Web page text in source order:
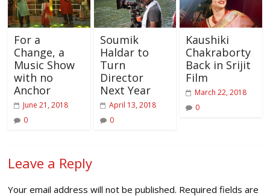
For a
Change, a
Music Show
with no
Anchor
June 21, 2018
0
Soumik
Haldar to
Turn
Director
Next Year
April 13, 2018
0
Kaushiki
Chakraborty
Back in Srijit
Film
March 22, 2018
0
Leave a Reply
Your email address will not be published. Required fields are